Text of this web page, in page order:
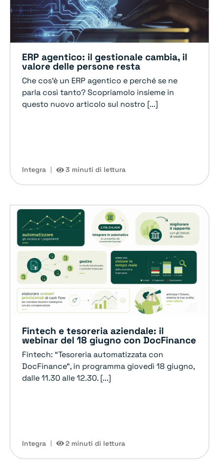
ERP agentico: il gestionale cambia, il
valore delle persone resta
Che cos'è un ERP agentico e perché se ne
parla così tanto? Scopriamolo insieme in
questo nuovo articolo sul nostro [...]
Integra 3 minuti di lettura
Fintech e tesoreria aziendale: il
webinar del 18 giugno con DocFinance
Fintech: “Tesoreria automatizzata con
DocFinance”, in programma giovedì 18 giugno,
dalle 11.30 alle 12.30. [...]
Integra 2 minuti di lettura